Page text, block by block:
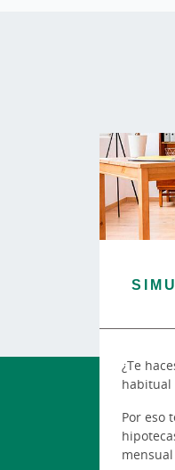
¿Te
habitual
Por eso